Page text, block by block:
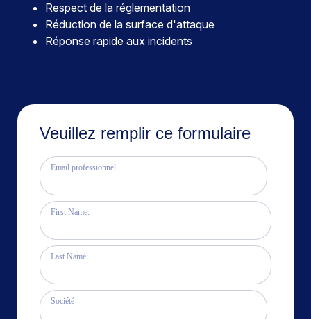
Veuillez remplir ce formulaire
Email professionnel
First Name:
Last Name:
Société
Respect de la réglementation
Réduction de la surface d'attaque
Réponse rapide aux incidents